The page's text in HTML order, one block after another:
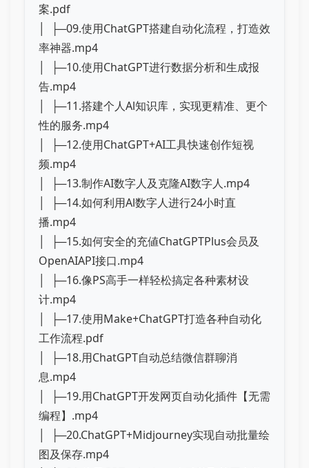
案.pdf
│ ├─09.使用ChatGPT搭建自动化流程，打造效
率神器.mp4
│ ├─10.使用ChatGPT进行数据分析和生成报
告.mp4
│ ├─11.搭建个人Al知识库，实现更精准、更个
性的服务.mp4
│ ├─12.使用ChatGPT+AI工具快速创作短视
频.mp4
│ ├─13.制作AI数字人及克隆AI数字人.mp4
│ ├─14.如何利用Al数字人进行24小时直
播.mp4
│ ├─15.如何安全的充値ChatGPTPlus会员及
OpenAIAPI接口.mp4
│ ├─16.像PS高手一样轻松搞定各种素材设
计.mp4
│ ├─17.使用Make+ChatGPT打造各种自动化
工作流程.pdf
│ ├─18.用ChatGPT自动总结微信群聊消
息.mp4
│ ├─19.用ChatGPT开发网页自动化插件【无需
编程】.mp4
│ ├─20.ChatGPT+Midjourney实现自动批量绘
图及保存.mp4